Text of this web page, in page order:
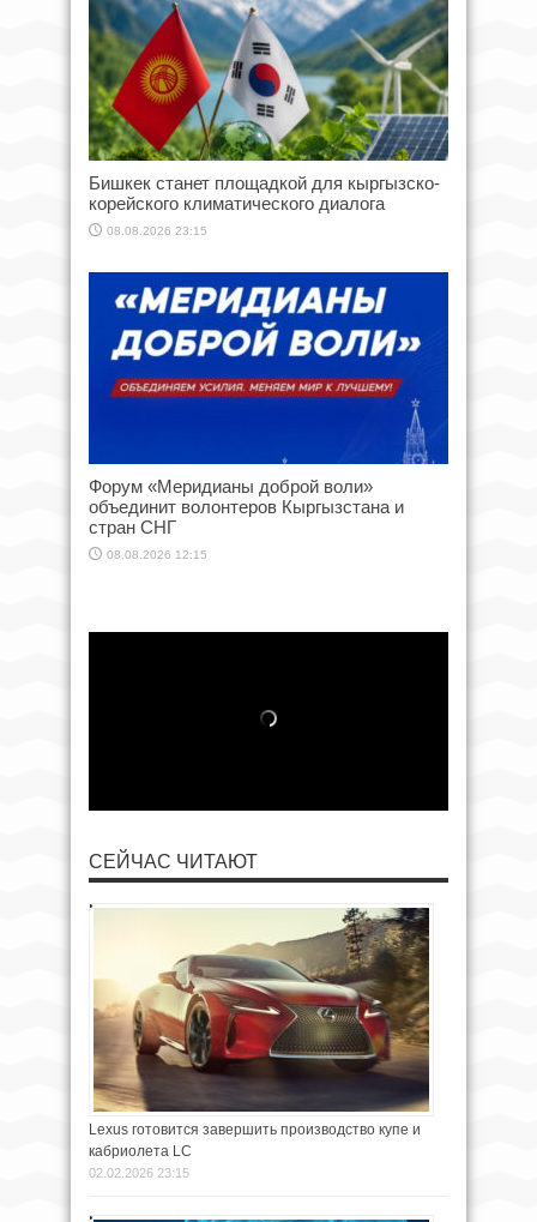
Бишкек станет площадкой для кыргызско-
корейского климатического диалога
08.08.2026 23:15
Форум «Меридианы доброй воли»
объединит волонтеров Кыргызстана и
стран СНГ
08.08.2026 12:15
СЕЙЧАС ЧИТАЮТ
Lexus готовится завершить производство купе и
кабриолета LC
02.02.2026 23:15